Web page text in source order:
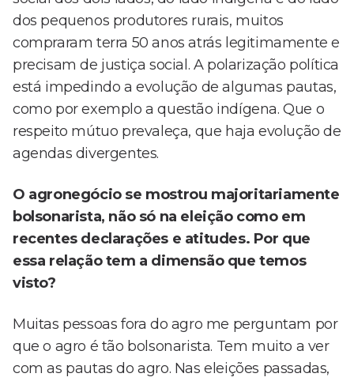
dos pequenos produtores rurais, muitos
compraram terra 50 anos atrás legitimamente e
precisam de justiça social. A polarização política
está impedindo a evolução de algumas pautas,
como por exemplo a questão indígena. Que o
respeito mútuo prevaleça, que haja evolução de
agendas divergentes.
O agronegócio se mostrou majoritariamente
bolsonarista, não só na eleição como em
recentes declarações e atitudes. Por que
essa relação tem a dimensão que temos
visto?
Muitas pessoas fora do agro me perguntam por
que o agro é tão bolsonarista. Tem muito a ver
com as pautas do agro. Nas eleições passadas,